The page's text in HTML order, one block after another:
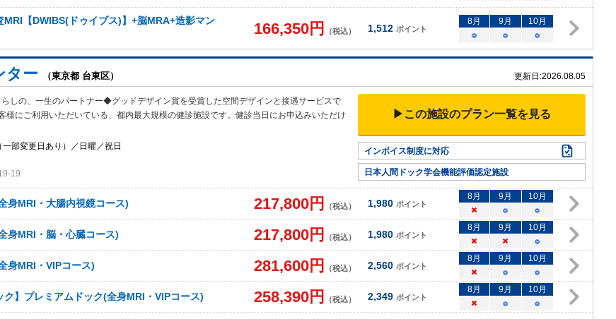
MRI【DWIBS(ドゥイブス)】+脳MRA+造影マン
166,350円 （税込） 1,512 ポイント
8月 9月 10月
○
○ ○
ター （東京都 台東区） 更新日:2026.08.05
しの、一生のパートナー◆グッドデザイン賞を受賞した空間デザインと接遇サービスで
様にご利用いただいている、都内最大規模の健診施設です。健診当日にお申込みいただけ
部変更日あり）／日曜／祝日
19
▶この施設のプラン一覧を見る
インボイス制度に対応
日本人間ドック学会機能評価認定施設
身MRI・大腸内視鏡コース) 217,800円 （税込） 1,980 ポイント
8月 9月 10月
×
○ ○
身MRI・脳・心臓コース) 217,800円 （税込） 1,980 ポイント
8月 9月 10月
×
× ○
身MRI・VIPコース) 281,600円 （税込） 2,560 ポイント
8月 9月 10月
×
○ ○
ク】プレミアムドック(全身MRI・VIPコース) 258,390円 （税込） 2,349 ポイント
8月 9月 10月
×
○ ○